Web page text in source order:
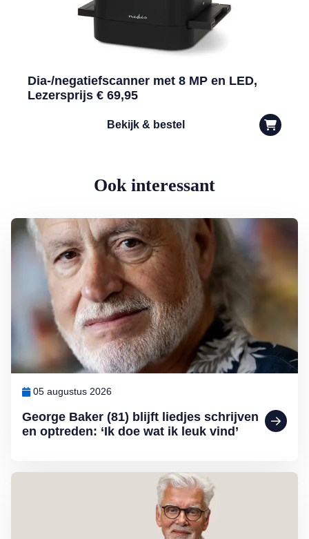
Dia-/negatiefscanner met 8 MP en LED,
Lezersprijs € 69,95
Bekijk & bestel
Ook interessant
George Baker (81) blijft liedjes schrijven
en optreden: ‘Ik doe wat ik leuk vind’
05 augustus 2026
Lees meer over George Baker (81) blijft liedjes schrijven en
Lees meer over Column Jan Slagter: Samen staan we sterk